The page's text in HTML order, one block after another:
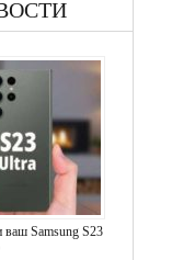
ваш Samsung S23